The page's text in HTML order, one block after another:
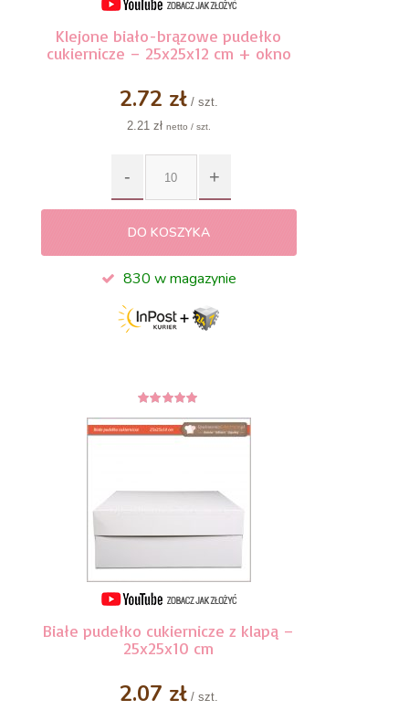
Klejone biało-brązowe pudełko
cukiernicze – 25x25x12 cm + okno
2.72 zł/ szt.
2.21 zł netto / szt.
DO KOSZYKA
830 w magazynie
5z 5
Białe pudełko cukiernicze z klapą –
25x25x10 cm
2.07 zł/ szt.